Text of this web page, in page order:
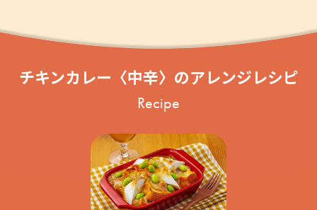
チキンカレー〈中辛〉のアレンジレシピ
Recipe